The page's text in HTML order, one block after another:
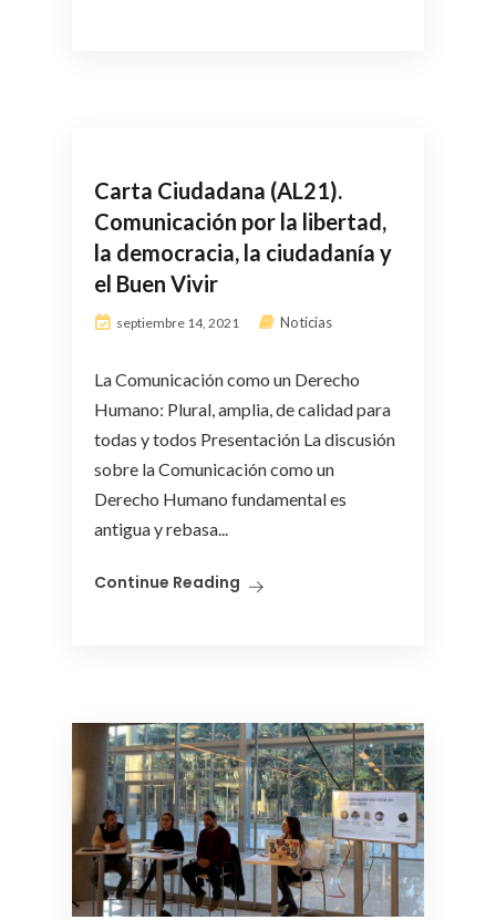
Carta Ciudadana (AL21).
Comunicación por la libertad,
la democracia, la ciudadanía y
el Buen Vivir
septiembre 14, 2021 Noticias
La Comunicación como un Derecho
Humano: Plural, amplia, de calidad para
todas y todos Presentación La discusión
sobre la Comunicación como un
Derecho Humano fundamental es
antigua y rebasa...
Continue Reading